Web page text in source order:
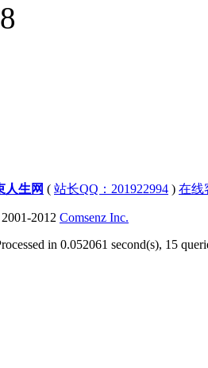
人生网 ( 站长QQ：201922994 ) 在线
2012 Comsenz Inc.
in 0.052061 second(s), 15